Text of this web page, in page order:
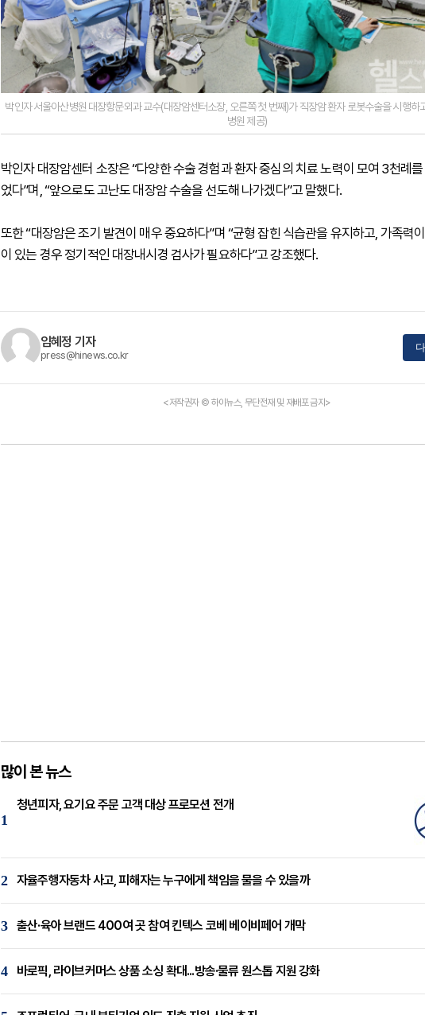
박인자 서울아산병원 대장항문외과 교수(대장암센터소장, 오른쪽 첫 번째)가 직장암 환자 로봇수술을 시행하
병원 제공)
박인자 대장암센터 소장은 “다양한 수술 경험과 환자 중심의 치료 노력이 모여 3천례
었다”며, “앞으로도 고난도 대장암 수술을 선도해 나가겠다”고 말했다.
또한 “대장암은 조기 발견이 매우 중요하다”며 “균형 잡힌 식습관을 유지하고, 가족력
이 있는 경우 정기적인 대장내시경 검사가 필요하다”고 강조했다.
임혜정 기자
press@hinews.co.kr
<저작권자 © 하이뉴스, 무단전재 및 재배포 금지>
많이 본 뉴스
1
청년피자, 요기요 주문 고객 대상 프로모션 전개
2 자율주행자동차 사고, 피해자는 누구에게 책임을 물을 수 있을까
3 출산·육아 브랜드 400여 곳 참여 킨텍스 코베 베이비페어 개막
4 바로픽, 라이브커머스 상품 소싱 확대...방송·물류 원스톱 지원 강화